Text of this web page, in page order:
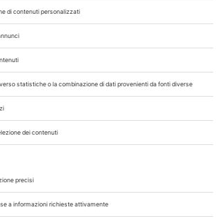
| www.edraspa.it | P.iva 08056040960
Sede legale: Viale Enrico Forlanini 21 -